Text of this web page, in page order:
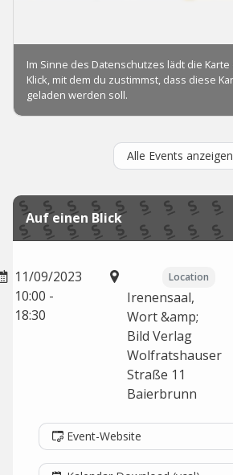
Alle Events anzeigen
Auf einen Blick
11/09/2023
10:00 -
18:30
Location
Irenensaal,
Wort &amp;
Bild Verlag
Wolfratshauser
Straße 11
Baierbrunn
Event-Website